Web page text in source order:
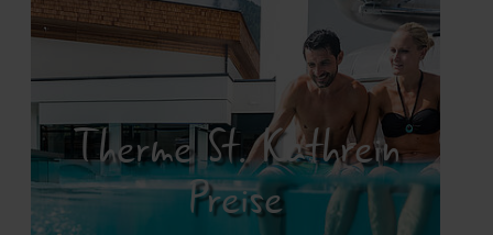
Therme St. Kathrein
Preise